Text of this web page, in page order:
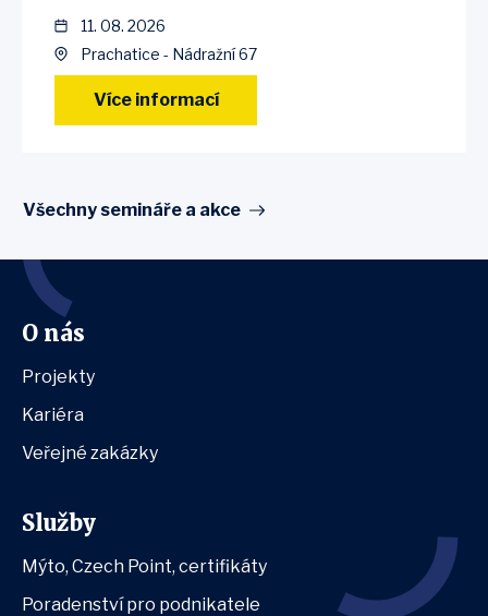
11. 08. 2026
Prachatice - Nádražní 67
Více informací
Všechny semináře a akce
O nás
Projekty
Kariéra
Veřejné zakázky
Služby
Mýto, Czech Point, certifikáty
Poradenství pro podnikatele